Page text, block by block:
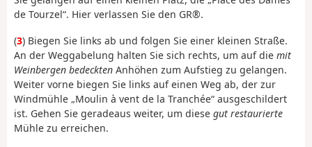
de Tourzel“. Hier verlassen Sie den GR®.
(3) Biegen Sie links ab und folgen Sie einer kleinen Straße.
An der Weggabelung halten Sie sich rechts, um auf die mit
Weinbergen bedeckten Anhöhen zum Aufstieg zu gelangen.
Weiter vorne biegen Sie links auf einen Weg ab, der zur
Windmühle „Moulin à vent de la Tranchée“ ausgeschildert
ist. Gehen Sie geradeaus weiter, um diese gut restaurierte
Mühle zu erreichen.